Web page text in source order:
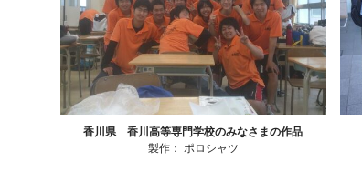
香川県 香川高等専門学校のみなさまの作品
製作： ポロシャツ